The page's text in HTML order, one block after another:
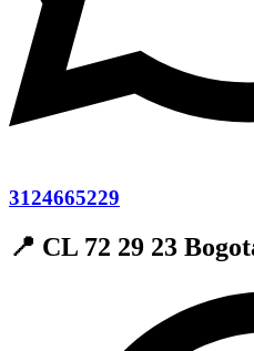
3124665229
📍 CL 72 29 23